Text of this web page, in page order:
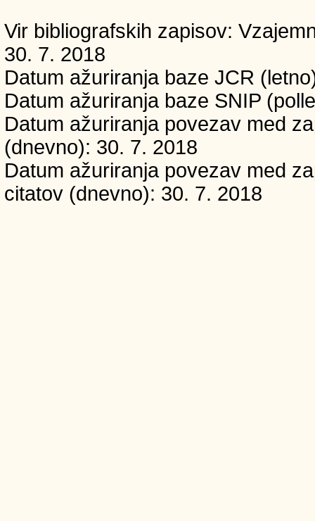
Vir bibliografskih zapisov:
30. 7. 2018
Datum ažuriranja baze JCR
Datum ažuriranja baze SNIP
Datum ažuriranja povezav med
(dnevno): 30. 7. 2018
Datum ažuriranja povezav med
citatov (dnevno): 30. 7. 2018